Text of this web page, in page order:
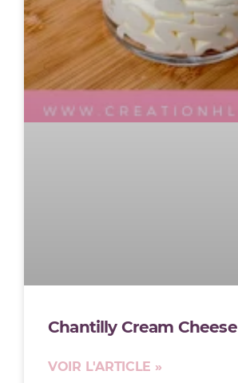
Chantilly Cream Cheese
VOIR L'ARTICLE »